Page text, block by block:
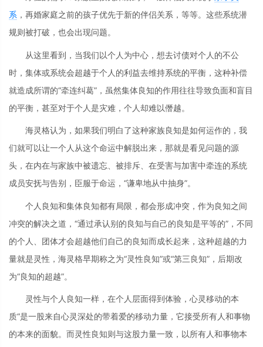
系 ，再婚家庭之前的孩子优先于新的伴侣关系，等等。这些系统潜
规则被打破，也会出现问题。
从这里看到，当我们以个人为中心，想去讨债对个人的不公
时，集体或系统会超越于个人的利益去维持系统的平衡，这种补偿
就造成所谓的“牵连纠葛”，虽然集体良知的作用往往导致负面和盲目
的平衡，甚至对于个人是灾难，个人却难以僭越。
海灵格认为，如果我们明白了这种家族良知是如何运作的，我
们就可以让一个人从这个命运中解脱出来，那就是看见问题的源
头，在内在与家族中被遗忘、被排斥、在受害与加害中牵连的系统
成员安抚与告别，臣服于命运，“谦卑地从中抽身”。
个人良知和集体良知都有局限，都会形成冲突，作为良知之间
冲突的解决之道，“通过承认别的良知与自己的良知是平等的”，不同
的个人、团体才会超越他们自己的良知而成长起来，这种超越的力
量就是灵性，海灵格早期称之为“灵性良知”或“第三良知”，后期改
为“良知的超越”。
灵性与个人良知一样，在个人层面得到体验，心灵移动的本
质“是一股来自心灵深处的带着爱的移动力量，它接受所有人和事物
的本来的面貌。而灵性良知则与这股力量一致，以所有人和事物本